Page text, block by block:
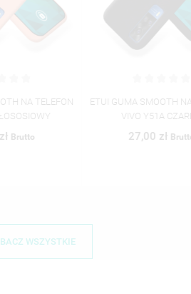
ETUI GUMA SMOOTH NA TELEFON
VIVO Y51A CZARNY
Brutto
WSZYSTKIE